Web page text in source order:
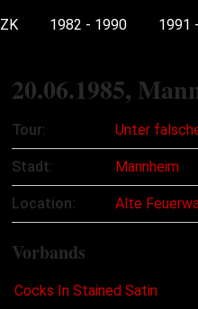
ZK 1982 - 1990 1991
20.06.1985,
Tour: Unter
Stadt: Mannheim
Location: Alte
Vorbands
Cocks In Stained Satin